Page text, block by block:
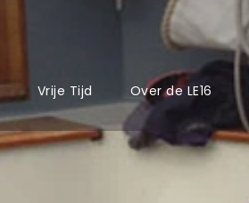
Vrije Tijd Over de LE16